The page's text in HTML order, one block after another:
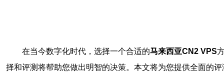
在当今数字化时代，选择一个合适的马来西亚CN2 VPS
择和评测将帮助您做出明智的决策。本文将为您提供全面的